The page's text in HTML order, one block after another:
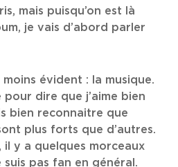
mais puisqu’on est là
je vais d’abord parler
évident : la musique.
pour dire que j’aime bien
bien reconnaitre que
plus forts que d’autres.
il y a quelques morceaux
suis pas fan en général.